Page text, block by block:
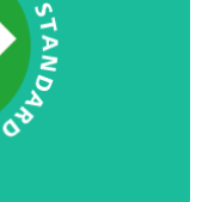
产销监管链认
从种植到交付的整
标准。